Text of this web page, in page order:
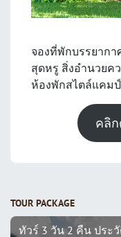
จองที่พักบรรยากา
สุดหรู สิ่งอำนวยค
ห้องพักสไตล์แคม
คลิ
TOUR PACKAGE